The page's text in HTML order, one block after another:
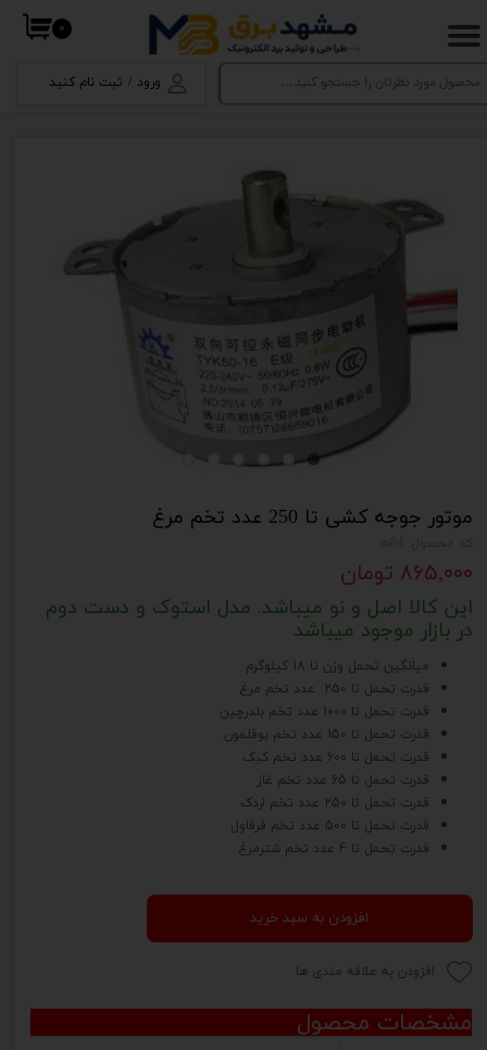
ورود / ثبت نام کنید
حساب کاربری من
تغییر گذر واژه
خروج از حساب کاربری
۰
موتور جوجه کشی تا 250 عدد تخم مرغ
۸۶۵,۰۰۰ تومان
این کالا اصل و نو میباشد. مدل استوک و دست دوم
در بازار موجود میباشد
میانگین تحمل وزن تا 18 کیلوگرم
قدرت تحمل تا 250 عدد تخم مرغ
قدرت تحمل تا 1000 عدد تخم بلدرچین
قدرت تحمل تا 150 عدد تخم بوقلمون
قدرت تحمل تا 600 عدد تخم کبک
قدرت تحمل تا 65 عدد تخم غاز
قدرت تحمل تا 250 عدد تخم اردک
قدرت تحمل تا 500 عدد تخم قرقاول
قدرت تحمل تا 4 عدد تخم شترمرغ
افزودن به سبد خرید
افزودن به علاقه مندی ها
مشخصات محصول